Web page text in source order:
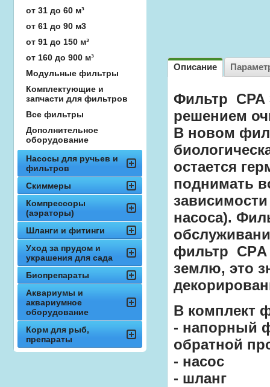
Описание
Фильтр СPA
решением
В новом
остается
поднимать
насоса).
фильтр СРA
землю, это
В комплект
- напорный
обратной
- насос
- шланг
от 31 до 60 м³
от 61 до 90 м3
от 91 до 150 м³
от 160 до 900 м³
Модульные фильтры
Комплектующие и
запчасти для фильтров
Все фильтры
Дополнительное
оборудование
Насосы для ручьев и
фильтров
Скиммеры
Компрессоры
(аэраторы)
Шланги и фитинги
Уход за прудом и
украшения для сада
Биопрепараты
Аквариумы и
аквариумное
оборудование
Корм для рыб,
препараты